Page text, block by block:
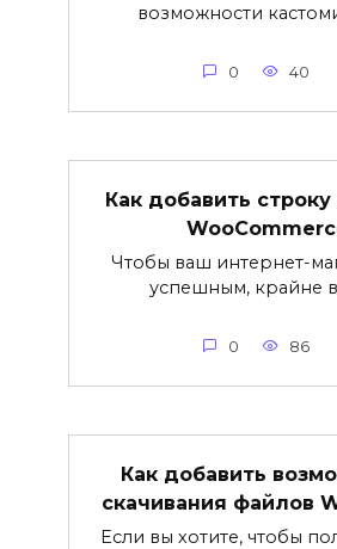
возможности
0 40
Как добавить строку
Чтобы ваш интернет-
успешным, крайне
0 86
Как добавить
скачивания файлов
Если вы хотите, чтобы